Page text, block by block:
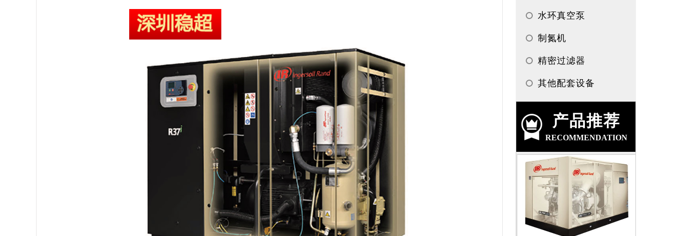
水环真空泵
制氮机
精密过滤器
其他配套设备
产品推荐
RECOMMENDATION